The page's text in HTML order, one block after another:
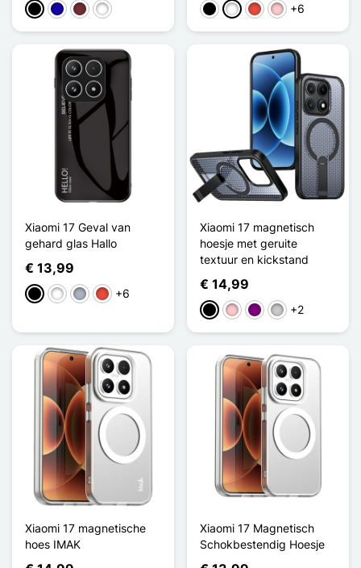
ZwartDonkerblauw
Rouge VinVert Foncé ZwartWit RoodRoze+6
Xiaomi 17 Geval van
gehard glas Hallo
€ 13,99
ZwartWit GrijsRood+6
Xiaomi 17 magnetisch
hoesje met geruite
textuur en kickstand
€ 14,99
ZwartRozePurperTransparant
+2
Xiaomi 17 magnetische
hoes IMAK
Xiaomi 17 Magnetisch
Schokbestendig Hoesje